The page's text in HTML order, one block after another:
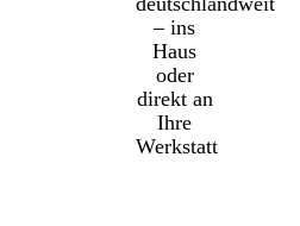
– ins
Haus
oder
direkt an
Ihre
Werkstatt